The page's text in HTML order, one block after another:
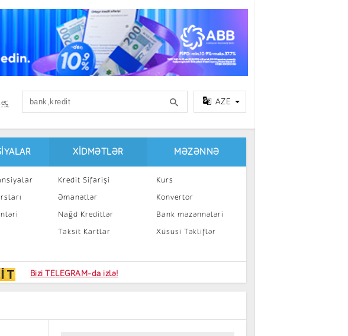
AZE
XIDMƏTLƏR
Kredit Sifarişi
Əmanətlər
Nağd Kreditlər
Taksit Kartlar
Kart sifarişi
MƏZƏNNƏ
Kurs
Konvertor
Bank məzənnələri
Xüsusi Təkliflər
Bizi TELEGRAM-da izlə!